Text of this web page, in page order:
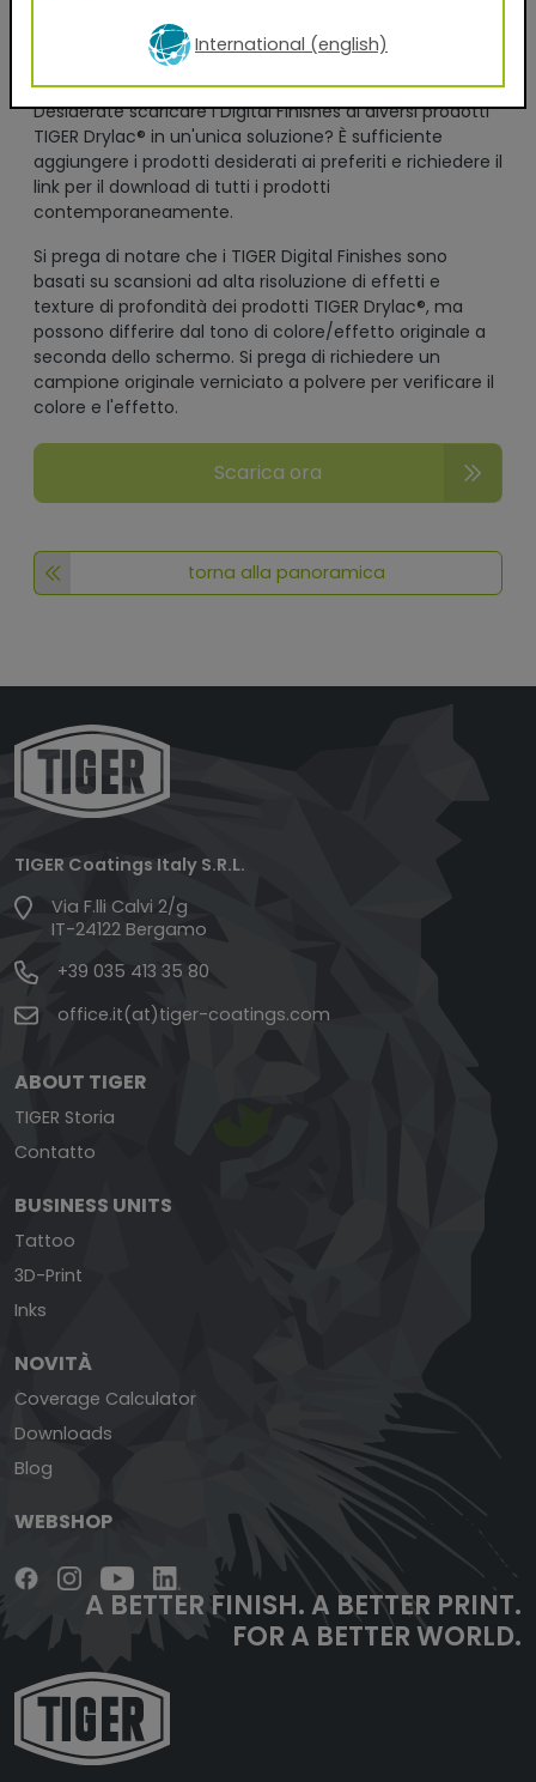
newsletter o per scopi commerciali in conformità con i
termini previsti dall'informativa sulla privacy.
Desiderate scaricare i Digital Finishes di diversi prodotti
TIGER Drylac® in un'unica soluzione? È sufficiente
aggiungere i prodotti desiderati ai preferiti e richiedere il
link per il download di tutti i prodotti
contemporaneamente.
Si prega di notare che i TIGER Digital Finishes sono
basati su scansioni ad alta risoluzione di effetti e
texture di profondità dei prodotti TIGER Drylac®, ma
possono differire dal tono di colore/effetto originale a
seconda dello schermo. Si prega di richiedere un
campione originale verniciato a polvere per verificare il
colore e l'effetto.
Scarica ora
torna alla panoramica
TIGER Coatings Italy S.R.L.
Via F.lli Calvi 2/g
IT-24122 Bergamo
+39 035 413 35 80
office.it(at)tiger-coatings.com
ABOUT TIGER
TIGER Storia
Contatto
BUSINESS UNITS
Tattoo
3D-Print
Inks
NOVITÀ
Coverage Calculator
Downloads
Blog
WEBSHOP
A BETTER FINISH.A BETTER PRINT.
FOR A BETTER WORLD.
International (english)